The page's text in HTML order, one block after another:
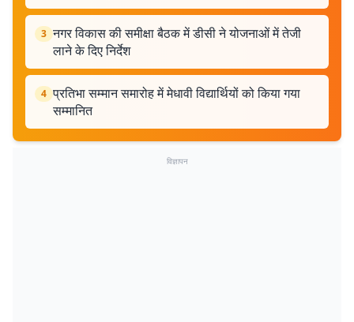
3 नगर विकास की समीक्षा बैठक में डीसी ने योजनाओं में तेजी
लाने के दिए निर्देश
4 प्रतिभा सम्मान समारोह में मेधावी विद्यार्थियों को किया गया
सम्मानित
विज्ञापन